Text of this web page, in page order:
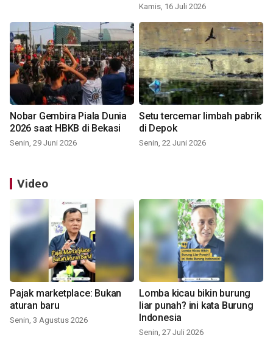
Kamis, 16 Juli 2026
Nobar Gembira Piala Dunia
2026 saat HBKB di Bekasi
Senin, 29 Juni 2026
Setu tercemar limbah pabrik
di Depok
Senin, 22 Juni 2026
Video
Pajak marketplace: Bukan
aturan baru
Senin, 3 Agustus 2026
Lomba kicau bikin burung
liar punah? ini kata Burung
Indonesia
Senin, 27 Juli 2026